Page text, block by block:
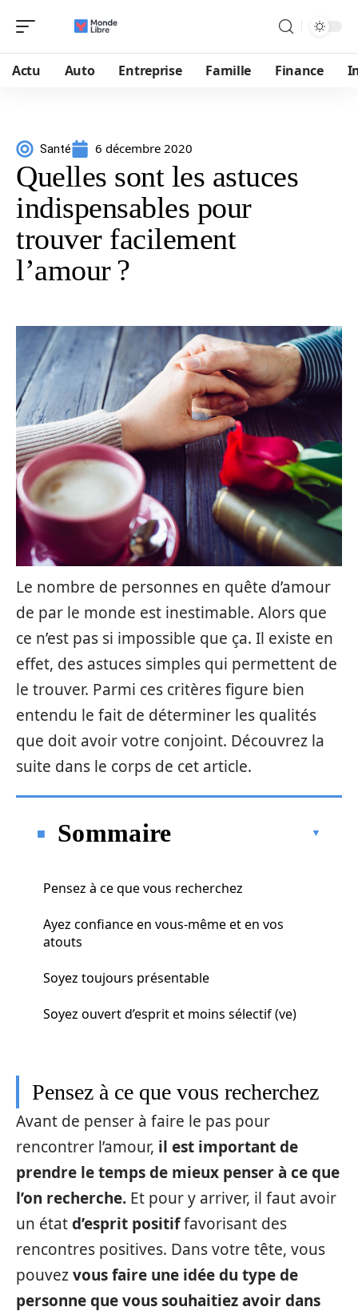
Actu Auto Entreprise Famille Finance
Santé 6 décembre 2020
Quelles sont les astuces
indispensables pour
trouver facilement
l’amour ?
Le nombre de personnes en quête d’amour
de par le monde est inestimable. Alors que
ce n’est pas si impossible que ça. Il existe en
effet, des astuces simples qui permettent de
le trouver. Parmi ces critères figure bien
entendu le fait de déterminer les qualités
que doit avoir votre conjoint. Découvrez la
suite dans le corps de cet article.
Sommaire
Pensez à ce que vous recherchez
Ayez confiance en vous-même et en vos
atouts
Soyez toujours présentable
Soyez ouvert d’esprit et moins sélectif (ve)
Pensez à ce que vous recherchez
Avant de penser à faire le pas pour
rencontrer l’amour, il est important de
prendre le temps de mieux penser à ce que
l’on recherche. Et pour y arriver, il faut avoir
un étatd’esprit positiffavorisant des
rencontres positives. Dans votre tête, vous
pouvezvous faire une idée du type de
personne que vous souhaitiez avoir dans